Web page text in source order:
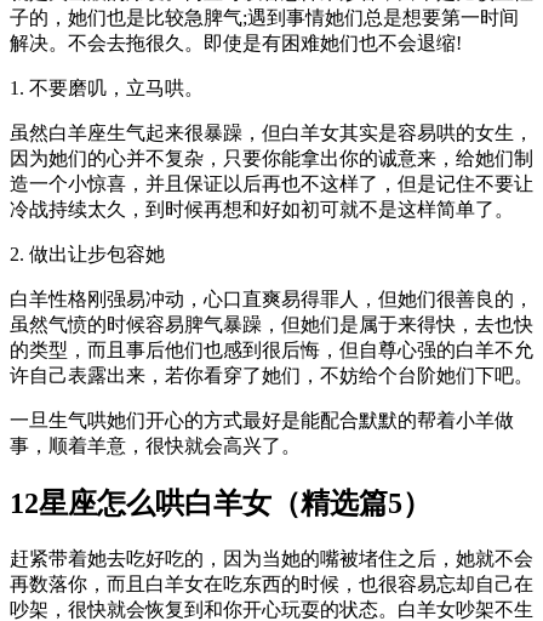
子的，她们也是比较急脾气;遇到事情她们总是想要第一时间
解决。不会去拖很久。即使是有困难她们也不会退缩!
1. 不要磨叽，立马哄。
虽然白羊座生气起来很暴躁，但白羊女其实是容易哄的女生，
因为她们的心并不复杂，只要你能拿出你的诚意来，给她们制
造一个小惊喜，并且保证以后再也不这样了，但是记住不要让
冷战持续太久，到时候再想和好如初可就不是这样简单了。
2. 做出让步包容她
白羊性格刚强易冲动，心口直爽易得罪人，但她们很善良的，
虽然气愤的时候容易脾气暴躁，但她们是属于来得快，去也快
的类型，而且事后他们也感到很后悔，但自尊心强的白羊不允
许自己表露出来，若你看穿了她们，不妨给个台阶她们下吧。
一旦生气哄她们开心的方式最好是能配合默默的帮着小羊做
事，顺着羊意，很快就会高兴了。
12星座怎么哄白羊女（精选篇5）
赶紧带着她去吃好吃的，因为当她的嘴被堵住之后，她就不会
再数落你，而且白羊女在吃东西的时候，也很容易忘却自己在
吵架，很快就会恢复到和你开心玩耍的状态。白羊女吵架不生